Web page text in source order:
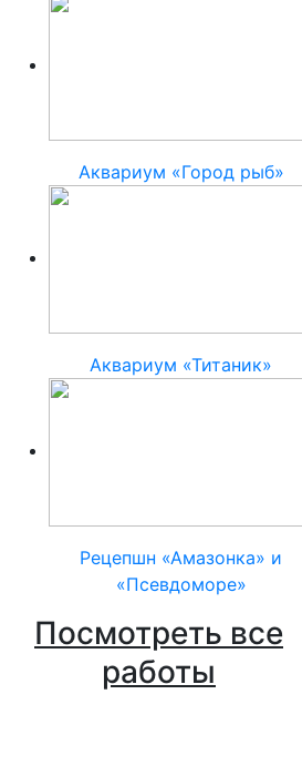
Аквариум «Город рыб»
Аквариум «Титаник»
Рецепшн «Амазонка» и
«Псевдоморе»
Посмотреть все
работы